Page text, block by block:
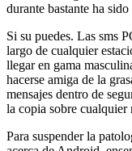
durante bastante ha
Si su puedes. Las sms
largo de cualquier
llegar en gama
hacerse amiga de la
mensajes dentro de
la copia sobre cualquier
Para suspender la